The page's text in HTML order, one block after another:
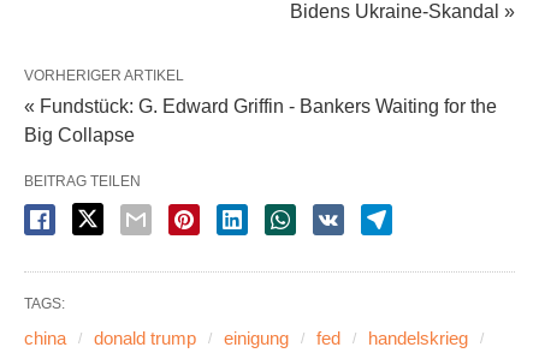
Bidens Ukraine-Skandal »
VORHERIGER ARTIKEL
« Fundstück: G. Edward Griffin - Bankers Waiting for the
Big Collapse
BEITRAG TEILEN
TAGS:
china donald trump einigung fed
handelskrieg